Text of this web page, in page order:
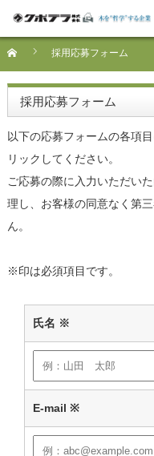
採用応募フォーム
採用応募フォーム
以下の応募フォームの各項
リックしてください。
ご応募の際に入力いただい
理し、お客様の同意なく第
ん。
※印は必須項目です。
氏名 ※
E-mail※